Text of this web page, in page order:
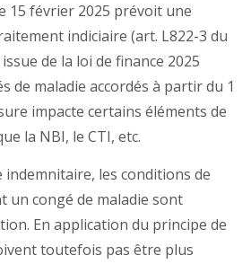
15 février 2025 prévoit une
indiciaire (art. L822-3 du
de la loi de finance 2025
de maladie accordés à partir du 1
impacte certains éléments de
la NBI, le CTI, etc.
indemnitaire, les conditions de
un congé de maladie sont
En application du principe de
toutefois pas être plus